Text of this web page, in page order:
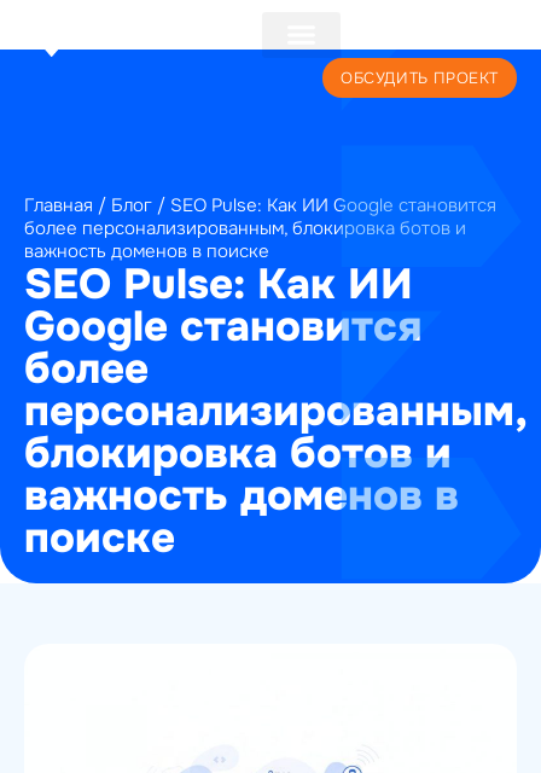
ОБСУДИТЬ ПРОЕКТ
Главная / Блог / SEO Pulse: Как ИИ Google становится
более персонализированным, блокировка ботов и
важность доменов в поиске
SEO Pulse: Как ИИ
Google становится
более
персонализированным,
блокировка ботов и
важность доменов в
поиске